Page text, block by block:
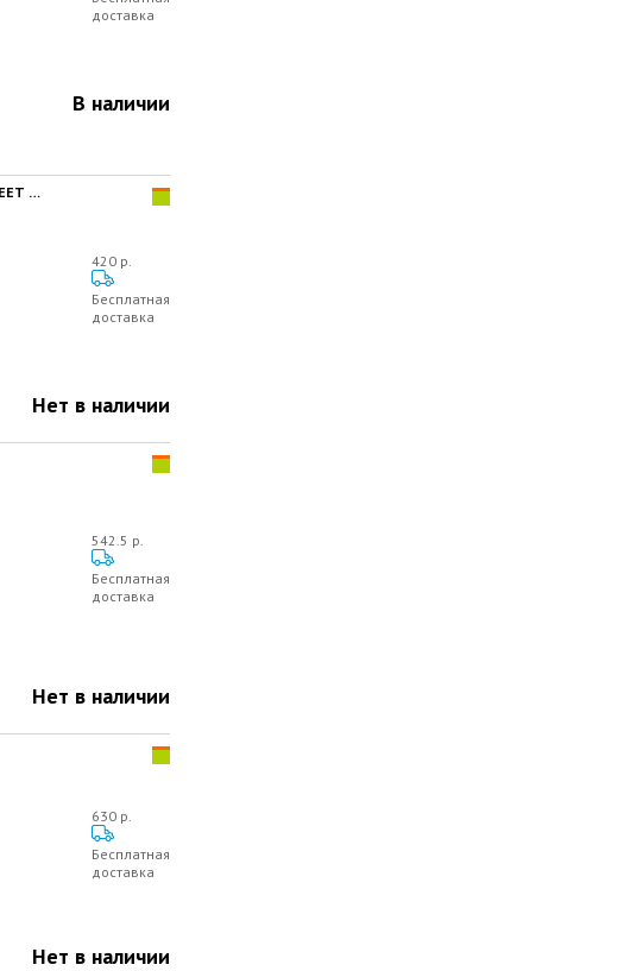
доставка
В наличии
ROLAND CB-CS2 СУМКА ДЛЯ КОМБОУСИЛИТЕЛЯ CUBE STREET EX
420 р.
Бесплатная
доставка
Нет в наличии
542.5 р.
Бесплатная
доставка
Нет в наличии
630 р.
Бесплатная
доставка
Нет в наличии